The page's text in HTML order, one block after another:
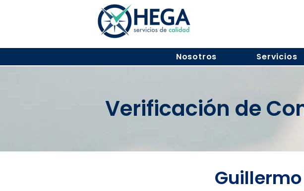
Nosotros Servicios
Verificación de